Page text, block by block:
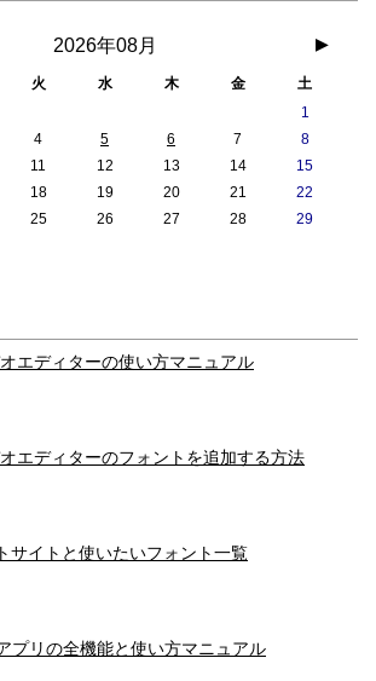
ントカメラ シネマティックモード
フロントカメラ 手ぶれ補正
ぶれ補正（4
画フロントカメラ スロー撮影
2026年08月 ▶
火 水 木 金
土
1
4 5 6 7
8
11 12 13 14
15
18 19 20 21
22
25 26 27 28
29
エディターの使い方マニュアル
エディターのフォントを追加する方法
サイトと使いたいフォント一覧
プリの全機能と使い方マニュアル